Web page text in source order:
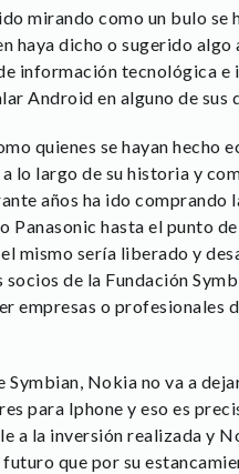
mirando como un bulo
haya dicho o sugerido
información tecnológica e
Android en alguno de sus
quienes se hayan hecho
lo largo de su historia y
años ha ido comprando
Panasonic hasta el punto
mismo sería liberado y
de la Fundación
empresas o profesionales
Symbian, Nokia no va a
para Iphone y eso es
a la inversión realizada y
que por su